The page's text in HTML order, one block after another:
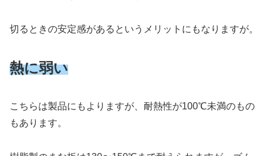
切るときの安定感があるというメリットにもなりますが。
熱に弱い
こちらは製品にもよりますが、耐熱性が100℃未満のもの
もあります。